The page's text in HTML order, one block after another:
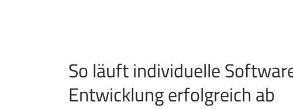
So läuft individuelle
Entwicklung erfolgreich ab